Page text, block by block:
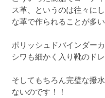
ス革、というのは往々に
な革で作られることが多
ポリッシュドバインダー
シワも細かく入り靴のド
そしてもちろん完璧な撥
ないのです！！